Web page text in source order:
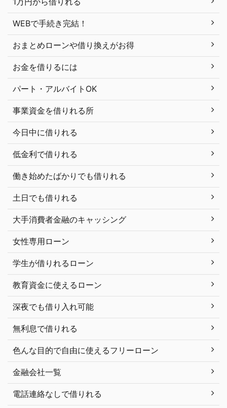
WEBで手続き完結！
おまとめローンや借り換えがお得
お金を借りるには
パート・アルバイトOK
事業資金を借りれる所
今日中に借りれる
低金利で借りれる
働き始めたばかりでも借りれる
土日でも借りれる
大手消費者金融のキャッシング
女性専用ローン
学生が借りれるローン
教育資金に使えるローン
深夜でも借り入れ可能
無利息で借りれる
色んな目的で自由に使えるフリーローン
金融会社一覧
電話連絡なしで借りれる